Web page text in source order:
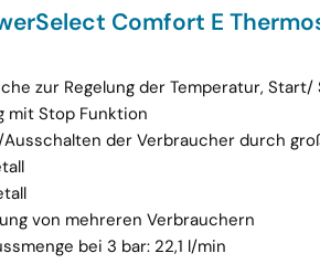
Comfort E
zur Regelung der Temperatur,
mit Stop Funktion
der Verbraucher durch
von mehreren Verbrauchern
bei 3 bar: 22,1 l/min